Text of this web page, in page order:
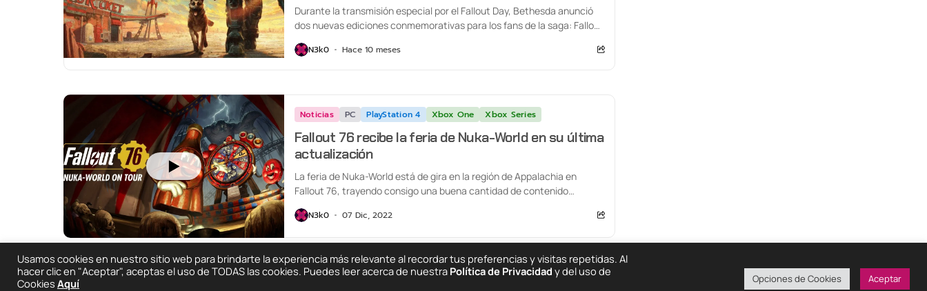
Durante la transmisión especial por el Fallout Day, Bethesda anunció
dos nuevas ediciones conmemorativas para los fans de la saga: Fallout
4: Anniversary...
N3k0 Hace 10 meses
Noticias PC PlayStation 4 Xbox One Xbox Series
Fallout 76 recibe la feria de Nuka-World en su última
actualización
La feria de Nuka-World está de gira en la región de Appalachia en
Fallout 76, trayendo consigo una buena cantidad de contenido
nuevo...
N3k0 07 Dic, 2022
Usamos cookies en nuestro sitio web para brindarte la experiencia más relevante al recordar tus preferencias y visitas repetidas. Al
hacer clic en "Aceptar", aceptas el uso de TODAS las cookies. Puedes leer acerca de nuestra Política de Privacidad y del uso de
Cookies Aquí Opciones de Cookies Aceptar